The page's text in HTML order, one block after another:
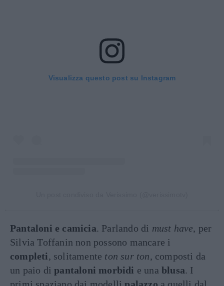
Visualizza questo post su Instagram
Pantaloni e camicia. Parlando di must have, per
Silvia Toffanin non possono mancare i
completi, solitamente ton sur ton, composti da
un paio dipantaloni morbidi e unablusa. I